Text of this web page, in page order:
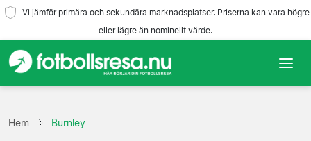
Vi jämför primära och sekundära marknadsplatser. Priserna kan vara högre
eller lägre än nominellt värde.
Lag
Hem Burnley